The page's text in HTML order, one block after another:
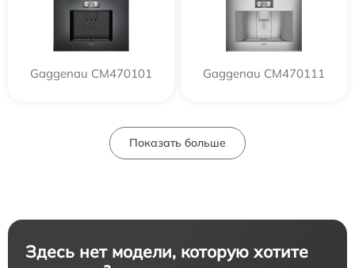
Gaggenau CM470101 Gaggenau CM470111
Показать больше
Здесь нет модели, которую хотите